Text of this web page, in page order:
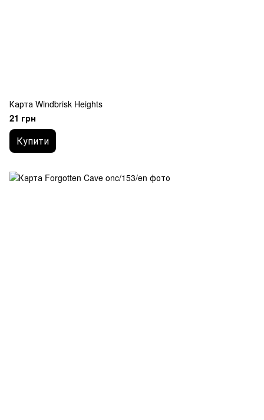
Карта Windbrisk Heights
21 грн
Купити